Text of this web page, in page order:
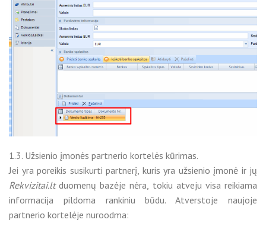
1.3. Užsienio įmonės partnerio kortelės kūrimas.
Jei yra poreikis susikurti partnerį, kuris yra užsienio įmonė ir jų
Rekvizitai.ltduomenų bazėje nėra, tokiu atveju visa reikiama
informacija pildoma rankiniu būdu. Atverstoje naujoje
partnerio kortelėje nuroodma: